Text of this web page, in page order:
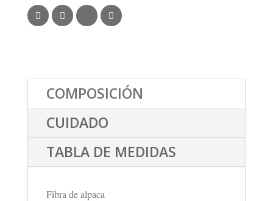
COMPOSICIÓN
CUIDADO
TABLA DE MEDIDAS
Fibra de alpaca